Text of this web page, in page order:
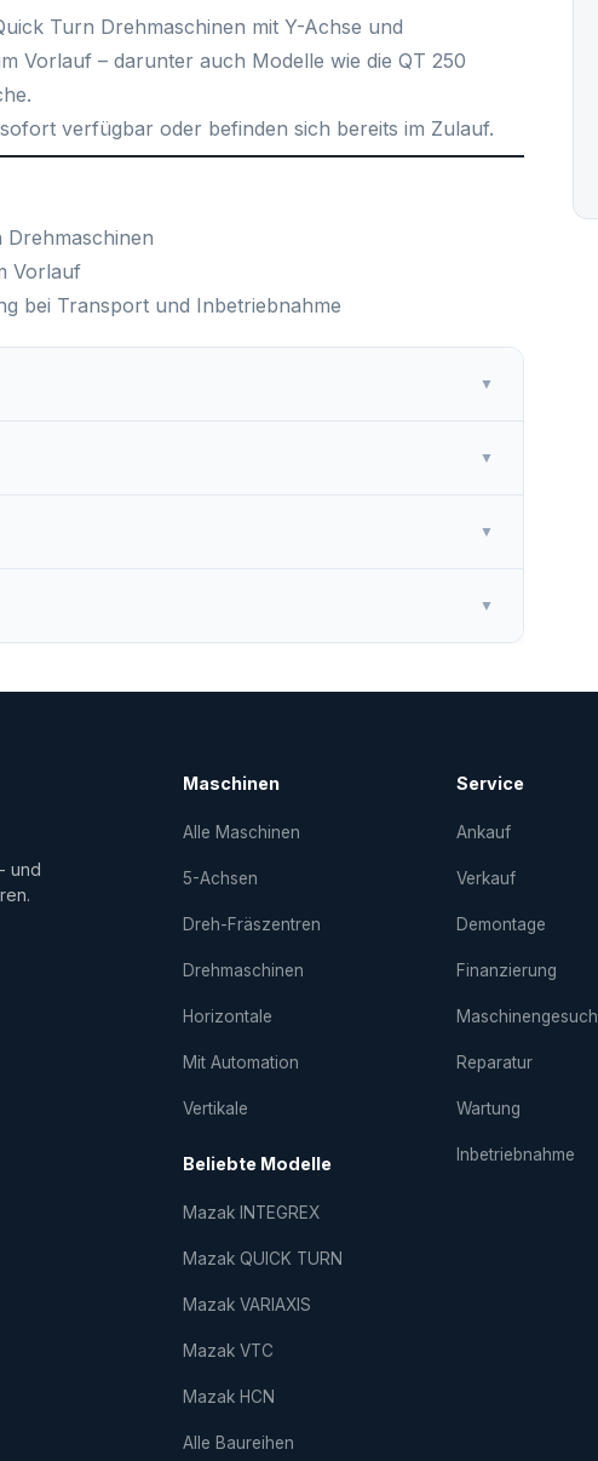
Turn Drehmaschinen mit Y-Achse und
Vorlauf – darunter auch Modelle wie die QT 250
verfügbar oder befinden sich bereits im Zulauf.
Vorlauf
bei Transport und Inbetriebnahme
▼
▼
▼
▼
und
Maschinen
Alle Maschinen
5-Achsen
Dreh-Fräs­zentren
Drehmaschinen
Horizontale
Mit Automation
Vertikale
Beliebte Modelle
Mazak INTEGREX
Mazak QUICK TURN
Mazak VARIAXIS
Mazak VTC
Mazak HCN
Alle Baureihen
Service
Ankauf
Verkauf
Demontage
Finanzierung
Maschinengesuch
Reparatur
Wartung
Inbetriebnahme